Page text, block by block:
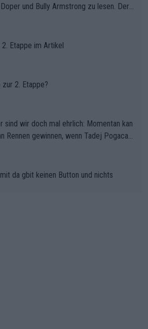
bereits zu groß, um es im Allein
Die Quittung sind nun 15 Sekunden
– ein Polster, das Niewiado
sicher als der psychologische Wendep
Geschichte eingehen. Wenn man bei so
einmal den Moment verpasst und der K
Luft" schenkt, ist der Schaden am Ber
uns liegt nun das große Finale R
hat psychologisch Oberwasser, ab
müssen jetzt All-In gehen. (gregman
und Bully Armstrong zu lesen. Der
Medium!
Etappe im Artikel
2. Etappe?
sind wir doch mal ehrlich: Momentan kan
Rennen gewinnen, wenn Tadej Pogacar
da gbit keinen Button und nichts